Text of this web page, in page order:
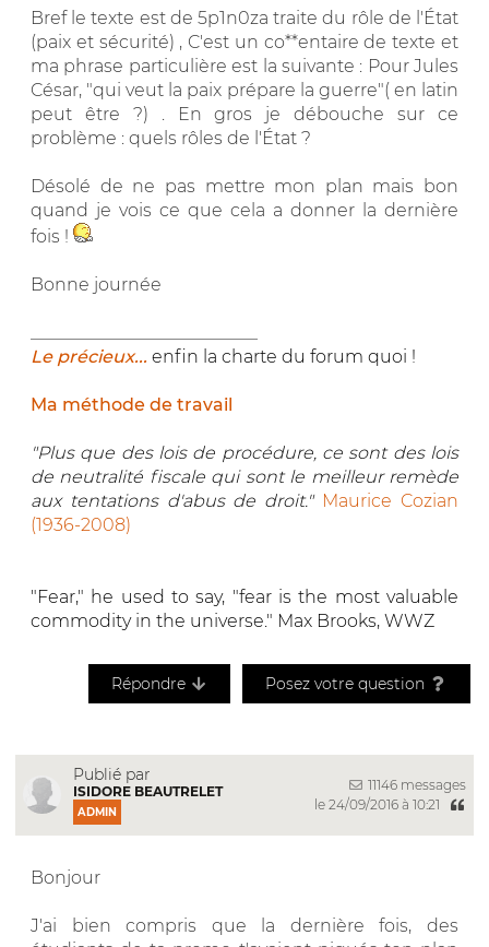
Bref le texte est de 5p1n0za traite du rôle de l'État
(paix et sécurité) , C'est un co**entaire de texte et
ma phrase particulière est la suivante : Pour Jules
César, "qui veut la paix prépare la guerre"( en latin
peut être ?) . En gros je débouche sur ce
problème : quels rôles de l'État ?
Désolé de ne pas mettre mon plan mais bon
quand je vois ce que cela a donner la dernière
fois !
Bonne journée
Le précieux... enfin la charte du forum quoi !
Ma méthode de travail
"Plus que des lois de procédure, ce sont des lois
de neutralité fiscale qui sont le meilleur remède
aux tentations d'abus de droit." Maurice Cozian
(1936-2008)
"Fear," he used to say, "fear is the most valuable
commodity in the universe." Max Brooks, WWZ
Répondre Posez votre question
Publié par
ISIDORE BEAUTRELET
ADMIN
11146 messages
le 24/09/2016 à 10:21
Bonjour
J'ai bien compris que la dernière fois, des